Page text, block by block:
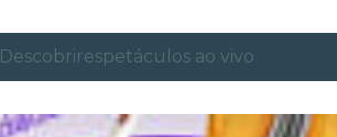
Descobrirespetáculos ao vivo